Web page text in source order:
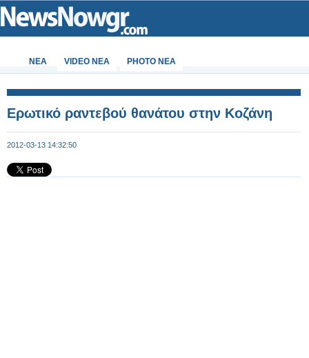
ΝΕΑ VIDEO NEA PHOTO NEA
Eρωτικό ραντεβού θανάτου στην Κοζάνη
2012-03-13 14:32:50